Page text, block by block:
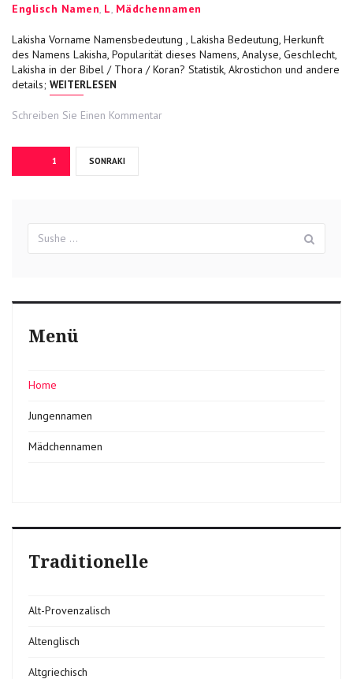
Categories
Englisch Namen, L, Mädchennamen
Lakisha Vorname Namensbedeutung , Lakisha Bedeutung, Herkunft
des Namens Lakisha, Popularität dieses Namens, Analyse, Geschlecht,
Lakisha in der Bibel / Thora / Koran? Statistik, Akrostichon und andere
details; WEITERLESEN
Schreiben Sie Einen Kommentaron
Beitragsnavigation
1 SONRAKI
für:
Menü
Home
Jungennamen
Mädchennamen
Traditionelle
Alt-Provenzalisch
Altenglisch
Altgriechisch